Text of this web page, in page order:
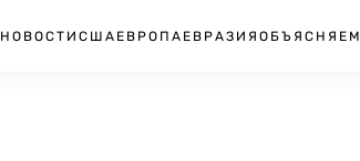
НОВОСТИ США ЕВРОПА ЕВРАЗИЯ ОБЪЯСНЯЕМ